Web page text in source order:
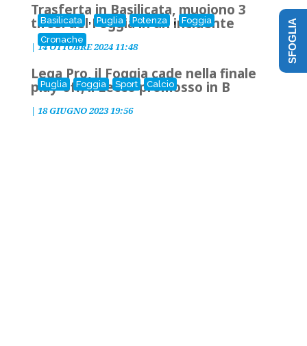
Basilicata , Puglia Potenza , Foggia
Cronache
Trasferta in Basilicata, muoiono 3
tifosi del Foggia in un incidente
| 14 OTTOBRE 2024 11:48
Puglia Foggia Sport Calcio
Lega Pro, il Foggia cade nella finale
play-off, il Lecco promosso in B
| 18 GIUGNO 2023 19:56
SFOGLIA